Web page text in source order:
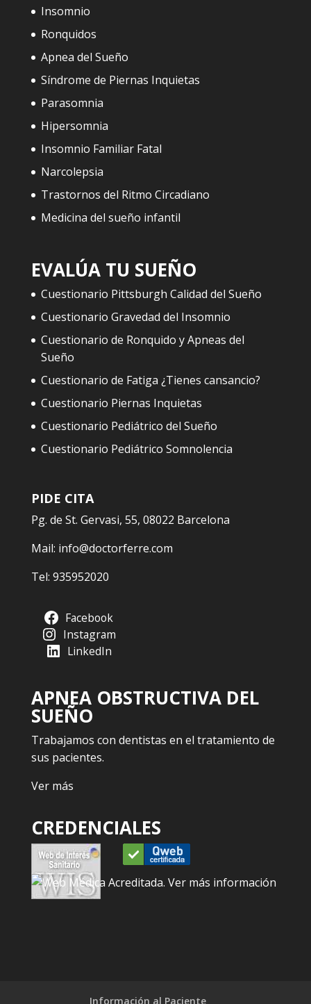
Insomnio
Ronquidos
Apnea del Sueño
Síndrome de Piernas Inquietas
Parasomnia
Hipersomnia
Insomnio Familiar Fatal
Narcolepsia
Trastornos del Ritmo Circadiano
Medicina del sueño infantil
EVALÚA TU SUEÑO
Cuestionario Pittsburgh Calidad del Sueño
Cuestionario Gravedad del Insomnio
Cuestionario de Ronquido y Apneas del
Sueño
Cuestionario de Fatiga ¿Tienes cansancio?
Cuestionario Piernas Inquietas
Cuestionario Pediátrico del Sueño
Cuestionario Pediátrico Somnolencia
PIDE CITA
Pg. de St. Gervasi, 55, 08022 Barcelona
Mail: info@doctorferre.com
Tel: 935952020
Facebook
Instagram
LinkedIn
APNEA OBSTRUCTIVA DEL
SUEÑO
Trabajamos con dentistas en el tratamiento de
sus pacientes.
Ver más
CREDENCIALES
Información al Paciente